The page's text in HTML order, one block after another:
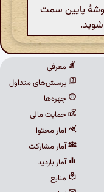
پایین سمت
معرفی
پرسش‌های متداول
چهره‌ها
حمایت مالی
آمار محتوا
آمار مشارکت
آمار بازدید
منابع